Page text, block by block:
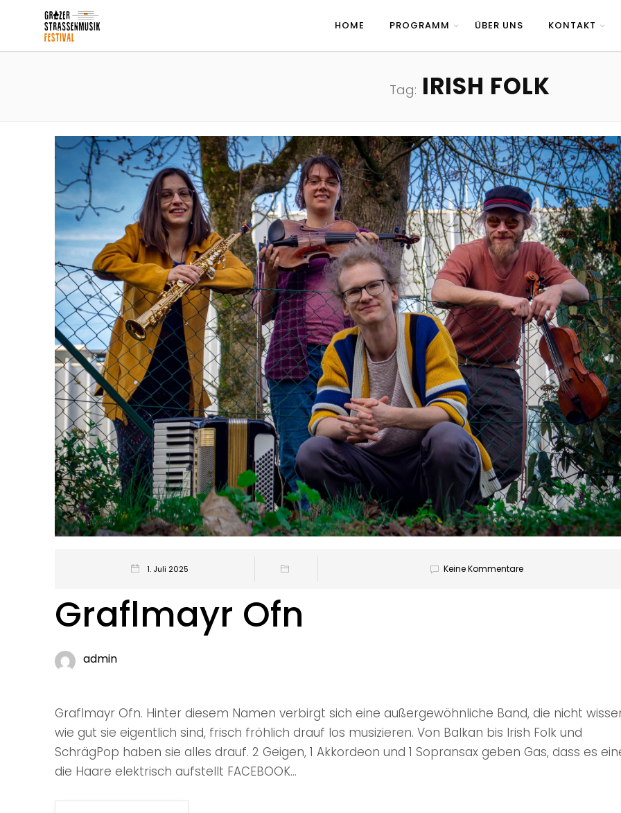
HOME PROGRAMM ÜBER UNS KONTAKT
Tag: IRISH FOLK
1. Juli 2025 Keine Kommentare
Graflmayr Ofn
admin
Graflmayr Ofn. Hinter diesem Namen verbirgt sich eine außergewöhnliche Band, die nicht
wie gut sie eigentlich sind, frisch fröhlich drauf los musizieren. Von Balkan bis Irish Folk und
SchrägPop haben sie alles drauf. 2 Geigen, 1 Akkordeon und 1 Sopransax geben Gas, dass es
die Haare elektrisch aufstellt FACEBOOK...